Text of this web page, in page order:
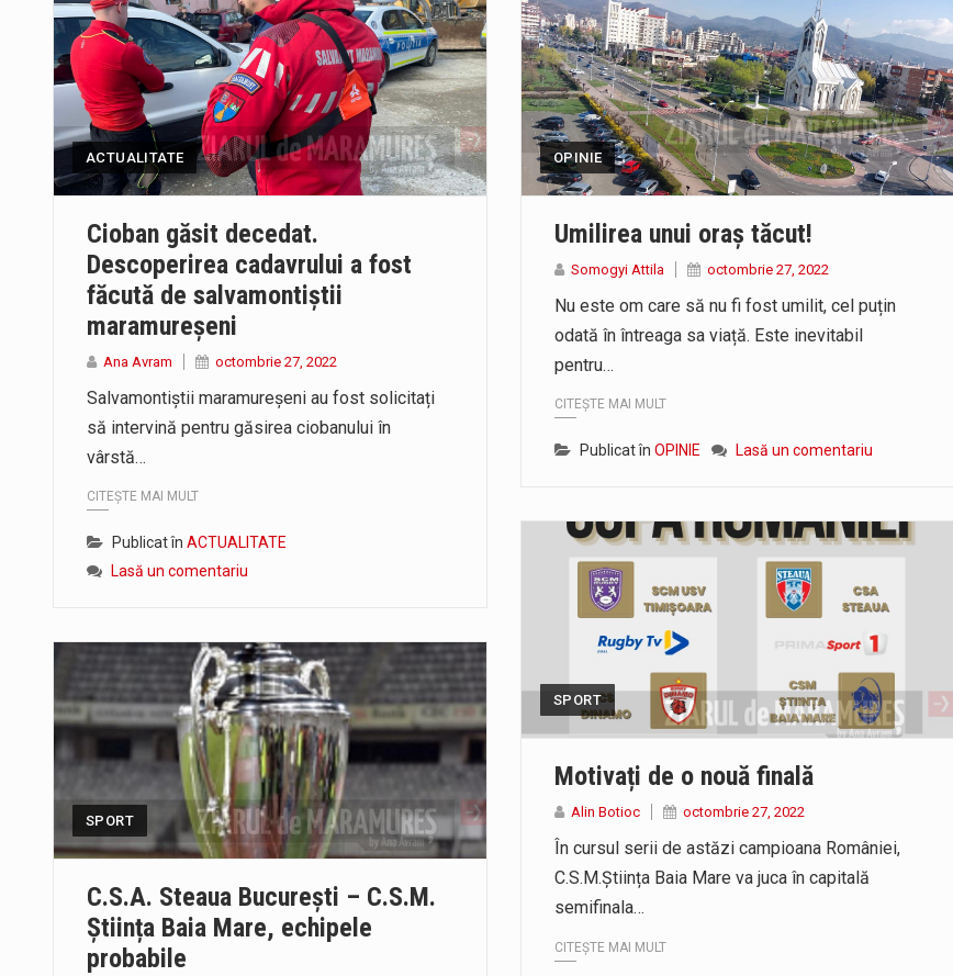
În acest sfârșit de săptămână, jandarmii maramureșeni vor fi prezenți la manifestările
Directorul OCPI Maramures, Daniela-Onița Ivascu, a venit cu un răspuns pentru cei care s-
Testarea independentă a sistemului e-Terra, realizată de STS, DNSC și Cyberint, a mai
Vremea va fi caniculară. Disconfortul termic va fi accentuat, iar indicele temperatură-
Proiectul de lege privind Strategia națională pentru conservarea biodiversității a fost din
Pe scurt. Statuia lui PINTEA VITEAZU din fața Jandarmeriei Maramures a ajuns să fie
Noile statii de călători, achizitionate la preț de garsonieră per bucată, dezamăgesc total
ACTUALITATE
Cioban găsit decedat.
Descoperirea cadavrului a fost
făcută de salvamontiștii
maramureșeni
Ana Avram octombrie 27, 2022
Salvamontiștii maramureșeni au fost solicitați
să intervină pentru găsirea ciobanului în
vârstă…
CITEȘTE MAI MULT
Publicat în ACTUALITATE
Lasă un comentariu
OPINIE
Umilirea unui oraș tăcut!
Somogyi Attila octombrie 27, 2022
Nu este om care să nu fi fost umilit, cel puțin
odată în întreaga sa viață. Este inevitabil
pentru…
CITEȘTE MAI MULT
Publicat în OPINIE Lasă un comentariu
SPORT
Motivați de o nouă finală
Alin Botioc octombrie 27, 2022
În cursul serii de astăzi campioana României,
C.S.M.Știința Baia Mare va juca în capitală
semifinala…
CITEȘTE MAI MULT
SPORT
C.S.A. Steaua București – C.S.M.
Știința Baia Mare, echipele
probabile